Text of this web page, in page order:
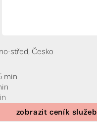
střed, Česko
min
zobrazit ceník služeb